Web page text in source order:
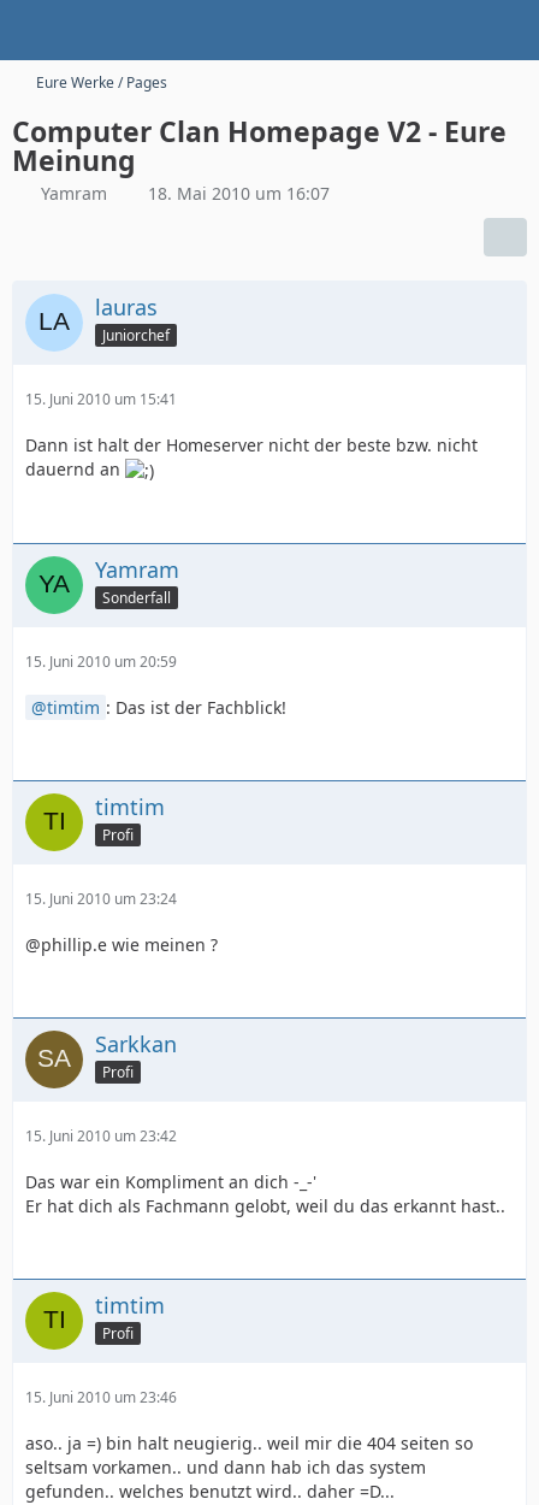
Eure Werke / Pages
Computer Clan Homepage V2 - Eure
Meinung
Yamram 18. Mai 2010 um 16:07
lauras
Juniorchef
15. Juni 2010 um 15:41
Dann ist halt der Homeserver nicht der beste bzw. nicht
dauernd an
Yamram
Sonderfall
15. Juni 2010 um 20:59
timtim : Das ist der Fachblick!
timtim
Profi
15. Juni 2010 um 23:24
@phillip.e wie meinen ?
Sarkkan
Profi
15. Juni 2010 um 23:42
Das war ein Kompliment an dich -_-'
Er hat dich als Fachmann gelobt, weil du das erkannt hast..
timtim
Profi
15. Juni 2010 um 23:46
aso.. ja =) bin halt neugierig.. weil mir die 404 seiten so
seltsam vorkamen.. und dann hab ich das system
gefunden.. welches benutzt wird.. daher =D...